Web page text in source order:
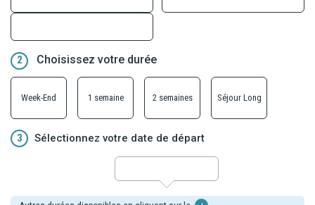
2 Choisissez votre durée
Week-End 1 semaine 2 semaines Séjour Long
3 Sélectionnez votre date de départ